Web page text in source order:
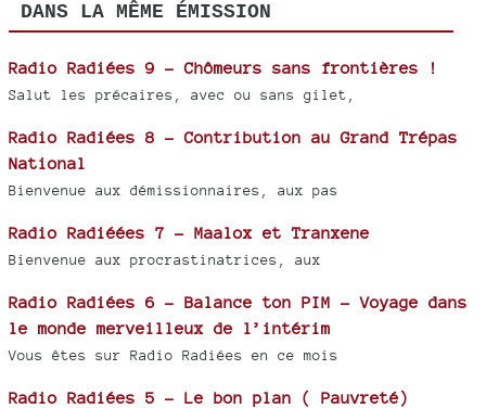
DANS LA MÊME ÉMISSION
Radio Radiées 9 - Chômeurs sans frontières !
Salut les précaires, avec ou sans gilet,
Radio Radiées 8 - Contribution au Grand Trépas
National
Bienvenue aux démissionnaires, aux pas
Radio Radiéées 7 - Maalox et Tranxene
Bienvenue aux procrastinatrices, aux
Radio Radiées 6 - Balance ton PIM - Voyage dans
le monde merveilleux de l’intérim
Vous êtes sur Radio Radiées en ce mois
Radio Radiées 5 - Le bon plan ( Pauvreté)